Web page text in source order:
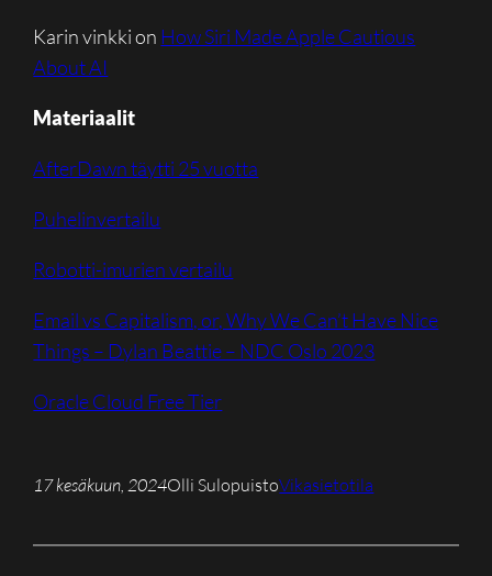
Karin vinkki on How Siri Made Apple Cautious
About AI
Materiaalit
AfterDawn täytti 25 vuotta
Puhelinvertailu
Robotti-imurien vertailu
Email vs Capitalism, or, Why We Can’t Have Nice
Things – Dylan Beattie – NDC Oslo 2023
Oracle Cloud Free Tier
17 kesäkuun, 2024Olli SulopuistoVikasietotila